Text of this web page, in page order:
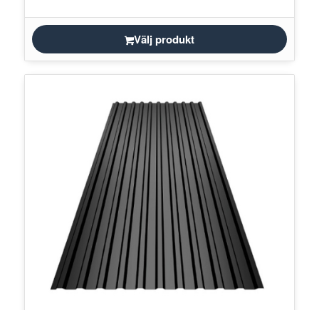
Välj produkt